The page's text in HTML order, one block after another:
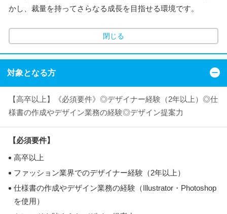
かし、裁量を持ってさらなる成長を目指せる環境です。
閉じる
対象となる方
【高卒以上】《必須要件》◎デザイナー経験（2年以上）◎仕
様書の作成やデザイン業務の経験◎デザイン提案力
【必須要件】
高卒以上
ファッション業界でのデザイナー経験（2年以上）
仕様書の作成やデザイン業務の経験（Illustrator・Photoshop
を使用）